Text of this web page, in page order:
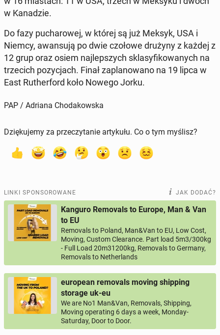
w Ka­na­dzie.
Do fazy pu­cha­ro­wej, w której są już Meksyk, USA i
Niemcy, awan­su­ją po dwie czołowe drużyny z każdej z
12 grup oraz osiem naj­lep­szych skla­sy­fi­ko­wa­nych na
trze­cich po­zy­cjach. Finał za­pla­no­wa­no na 19 lipca w
East Ru­ther­ford koło Nowego Jorku.
PAP / Adriana Chodakowska
Dziękujemy za przeczytanie artykułu. Co o tym myślisz?
LINKI SPONSOROWANE JAK DODAĆ?
Kanguro Removals to Europe, Man & Van
to EU
Removals to Poland, Man&Van to EU, Low Cost,
Moving, Custom Clearance. Part load 5m3/300kg
- Full Load 20m31200kg, Removals to Germany,
Removals to Netherlands
european removals moving shipping
storage uk-eu
We are No1 Man&Van, Removals, Shipping,
Moving operating 6 days a week, Monday-
Saturday, Door to Door.